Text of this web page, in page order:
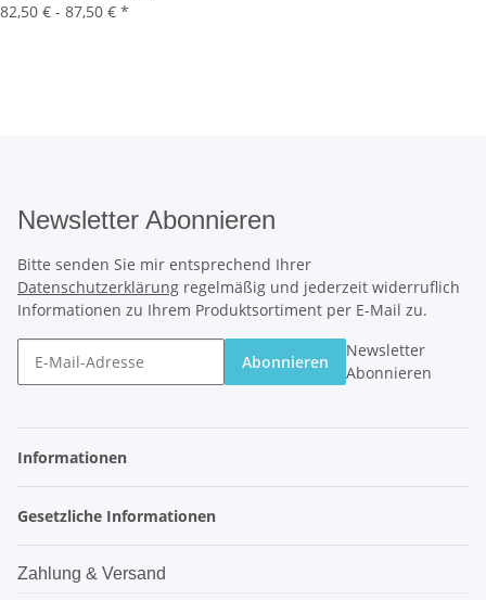
82,50 € - 87,50 € *
Newsletter Abonnieren
Bitte senden Sie mir entsprechend Ihrer
Datenschutzerklärung regelmäßig und jederzeit widerruflich
Informationen zu Ihrem Produktsortiment per E-Mail zu.
Abonnieren
Newsletter
Abonnieren
Informationen
Gesetzliche Informationen
Zahlung & Versand